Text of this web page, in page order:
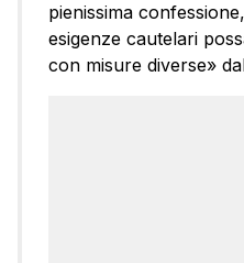
pienissima
esigenze cautelari
con misure diverse»